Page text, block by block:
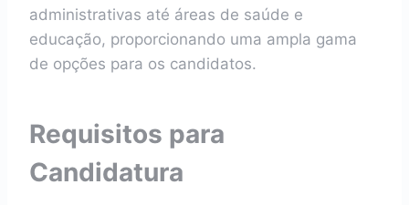
administrativas até áreas de saúde e
educação, proporcionando uma ampla gama
de opções para os candidatos.
Requisitos para
Candidatura